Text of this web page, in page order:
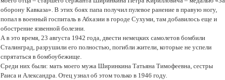
оборону Кавказа». В этих боях папа получил пулевое ранение в правую ногу,
попал в военный госпиталь в Абхазии в городе Сухуми, там добавилось еще и
обострение язвенной болезни.
А в это время, 23 августа 1942 года, двести немецких самолетов бомбили
Сталинград, разрушили его полностью, погибли жители, которые не успели
спрятаться в бомбоубежище.
Среди них были: мать моего мужа Ширинкина Татьяна Тимофеевна, сестры
Раиса и Александра. Отец узнал об этом только в 1946 году.